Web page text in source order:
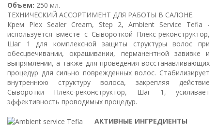
Объем: 250 мл.
ТЕХНИЧЕСКИЙ АССОРТИМЕНТ ДЛЯ РАБОТЫ В САЛОНЕ.
Крем Plex Sealer Cream, Step 2, Ambient Service Tefia -
используется вместе с Сывороткой Плекс-реконструктор,
Шаг 1 для комплексной защиты структуры волос при
обесцвечивании, окрашивании, перманентной завивке и
выпрямлении, а также для проведения восстанавливающих
процедур для сильно поврежденных волос. Стабилизирует
внутреннюю структуру волоса, закрепляя действие
Сыворотки Плекс-реконструктор, Шаг 1, усиливает
эффективность проводимых процедур.
АКТИВНЫЕ ИНГРЕДИЕНТЫ